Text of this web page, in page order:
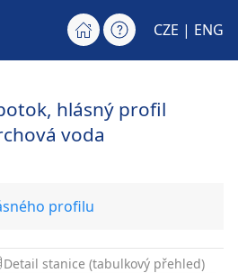
CZE | ENG
hlásný profil
voda
profilu
Detail stanice (tabulkový přehled)